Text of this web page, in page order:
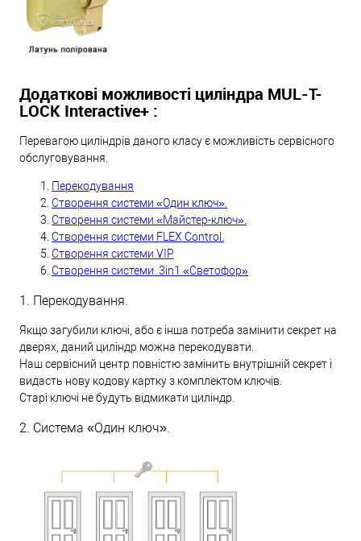
Додаткові можливості циліндра MUL-T-
LOCK Interactive+ :
Перевагою циліндрів даного класу є можливість сервісного
обслуговування.
Перекодування
Створення системи «Один ключ».
Створення системи «Майстер-ключ».
Створення системи FLEX Control.
Створення системи VIP
Створення системи 3in1 «Светофор»
1. Перекодування.
Якщо загубили ключі, або є інша потреба замінити секрет на
дверях, даний циліндр можна перекодувати.
Наш сервісний центр повністю замінить внутрішній секрет і
видасть нову кодову картку з комплектом ключів.
Старі ключі не будуть відмикати циліндр.
2. Система «Один ключ».